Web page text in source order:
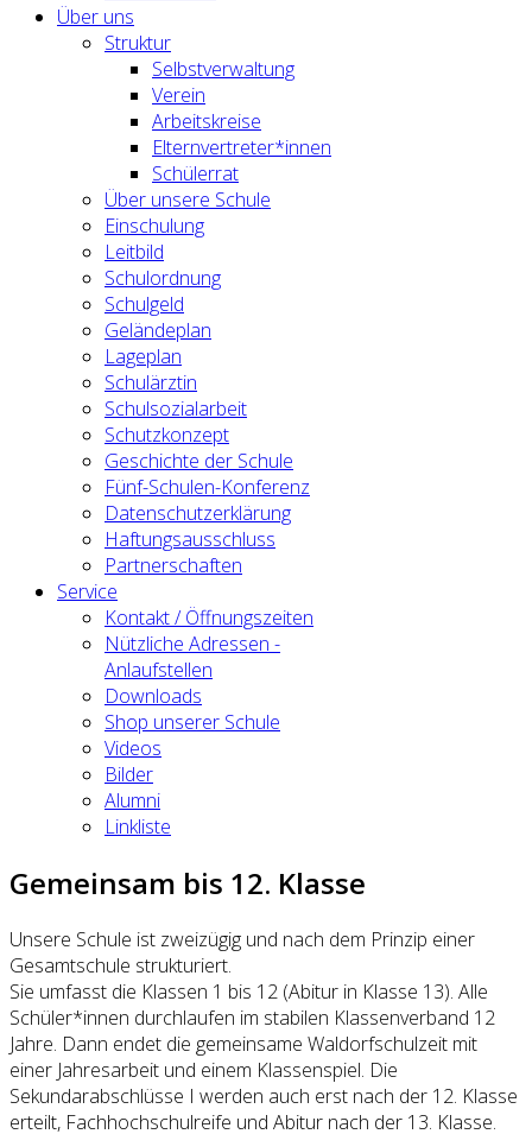
Über uns
Struktur
Selbstverwaltung
Verein
Arbeitskreise
Elternvertreter*innen
Schülerrat
Über unsere Schule
Einschulung
Leitbild
Schulordnung
Schulgeld
Geländeplan
Lageplan
Schulärztin
Schulsozialarbeit
Schutzkonzept
Geschichte der Schule
Fünf-Schulen-Konferenz
Datenschutzerklärung
Haftungsausschluss
Partnerschaften
Service
Kontakt / Öffnungszeiten
Nützliche Adressen -
Anlaufstellen
Downloads
Shop unserer Schule
Videos
Bilder
Alumni
Linkliste
Gemeinsam bis 12. Klasse
Unsere Schule ist zweizügig und nach dem Prinzip einer
Gesamtschule strukturiert.
Sie umfasst die Klassen 1 bis 12 (Abitur in Klasse 13). Alle
Schüler*innen durchlaufen im stabilen Klassenverband 12
Jahre. Dann endet die gemeinsame Waldorfschulzeit mit
einer Jahresarbeit und einem Klassenspiel. Die
Sekundarabschlüsse I werden auch erst nach der 12. Klasse
erteilt, Fachhochschulreife und Abitur nach der 13. Klasse.